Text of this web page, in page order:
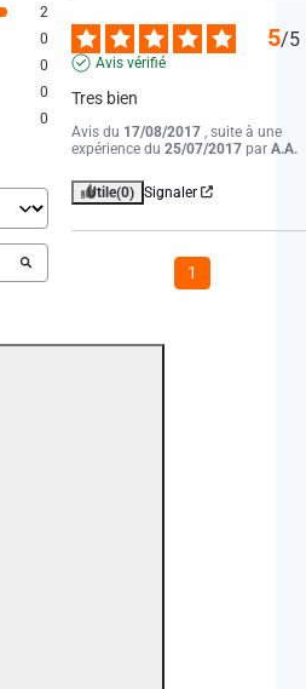
2
0
0
0
0
5/5
Avis vérifié
Tres bien
Avis du 17/08/2017 , suite à une
expérience du25/07/2017 parA.A.
Utile(0) Signaler
1